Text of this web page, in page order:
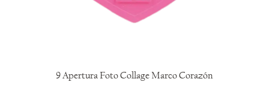
9 Apertura Foto Collage Marco Corazón